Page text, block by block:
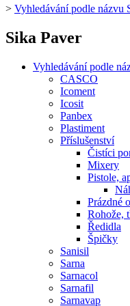
> Vyhledávání podle názvu
Sika Paver
Vyhledávání podle
CASCO
Icoment
Icosit
Panbex
Plastiment
Příslušenství
Čistíci
Mixery
Pistole,
Prázdné
Rohože,
Ředidla
Špičky
Sanisil
Sarna
Sarnacol
Sarnafil
Sarnavap